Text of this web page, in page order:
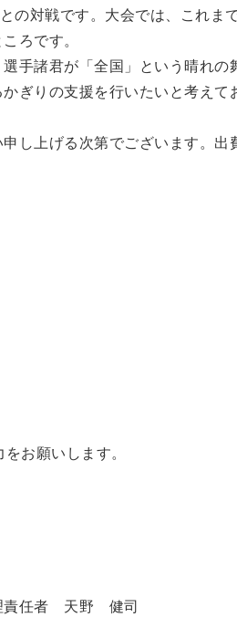
の対戦です。大会では、これま
ろです。
手諸君が「全国」という晴れの
ぎりの支援を行いたいと考え
し上げる次第でございます。出
お願いします。
責任者 天野 健司